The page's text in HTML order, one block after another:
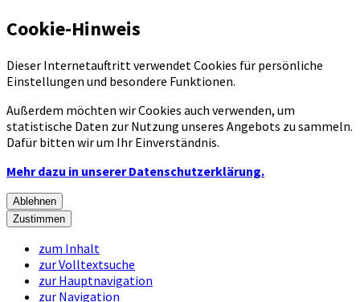
Cookie-Hinweis
Dieser Internetauftritt verwendet Cookies für persönliche
Einstellungen und besondere Funktionen.
Außerdem möchten wir Cookies auch verwenden, um
statistische Daten zur Nutzung unseres Angebots zu sammeln.
Dafür bitten wir um Ihr Einverständnis.
Mehr dazu in unserer Datenschutzerklärung.
Ablehnen
Zustimmen
zum Inhalt
zur Volltextsuche
zur Hauptnavigation
zur Navigation